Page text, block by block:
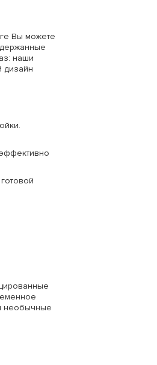
Вы можете
наши
дизайн
необычные